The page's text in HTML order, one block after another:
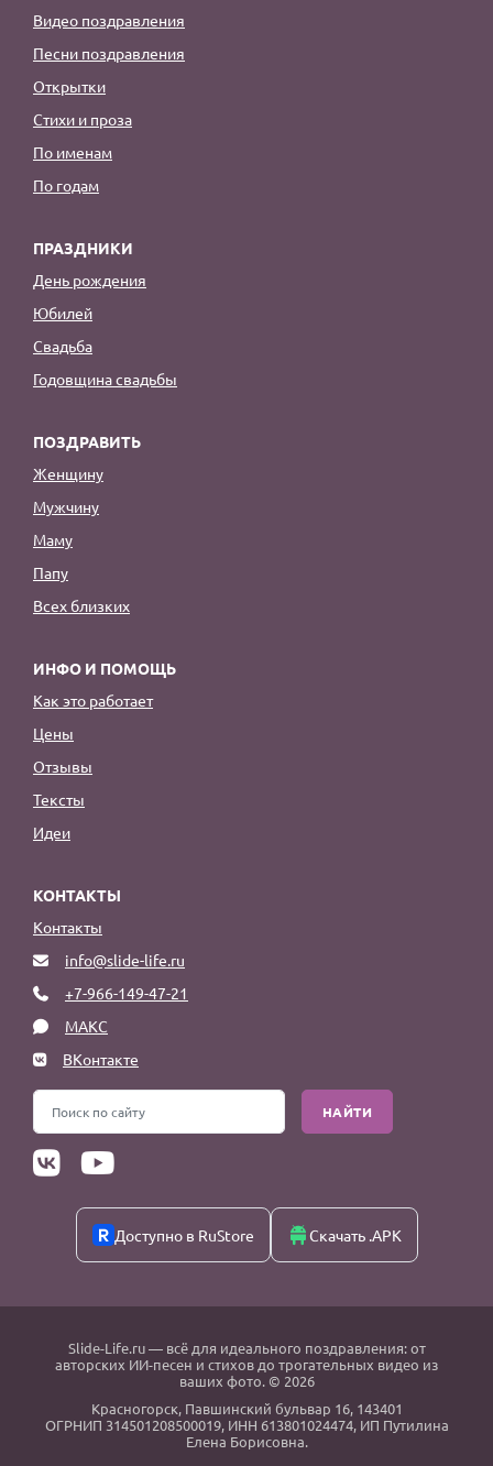
Видео поздравления
Песни поздравления
Открытки
Стихи и проза
По именам
По годам
ПРАЗДНИКИ
День рождения
Юбилей
Свадьба
Годовщина свадьбы
ПОЗДРАВИТЬ
Женщину
Мужчину
Маму
Папу
Всех близких
ИНФО И ПОМОЩЬ
Как это работает
Цены
Отзывы
Тексты
Идеи
КОНТАКТЫ
Контакты
info@slide-life.ru
+7-966-149-47-21
МАКС
ВКонтакте
НАЙТИ
Доступно в RuStore Скачать .APK
Slide-Life.ru— всё для идеального поздравления: от
авторских ИИ-песен и стихов до трогательных видео из
ваших фото. © 2026
Красногорск, Павшинский бульвар 16, 143401
ОГРНИП 314501208500019, ИНН 613801024474, ИП Путилина
Елена Борисовна.